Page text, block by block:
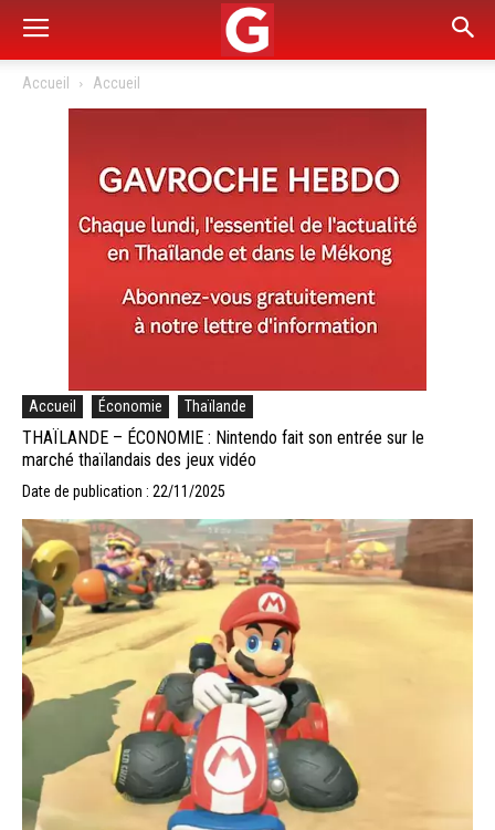
Accueil Accueil
Accueil Économie Thaïlande
THAÏLANDE – ÉCONOMIE : Nintendo fait son entrée sur le
marché thaïlandais des jeux vidéo
Date de publication : 22/11/2025